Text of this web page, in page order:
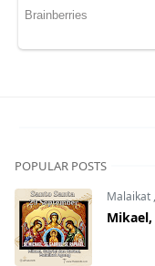
POPULAR POSTS
Malaikat ,